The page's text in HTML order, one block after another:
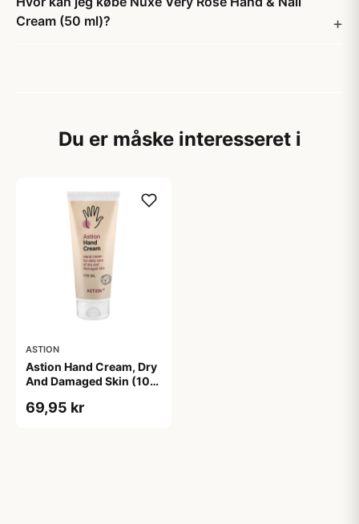
Cream (50 ml)?
Du er måske interesseret i
ASTION
Astion Hand Cream, Dry
And Damaged Skin (100
69,95 kr